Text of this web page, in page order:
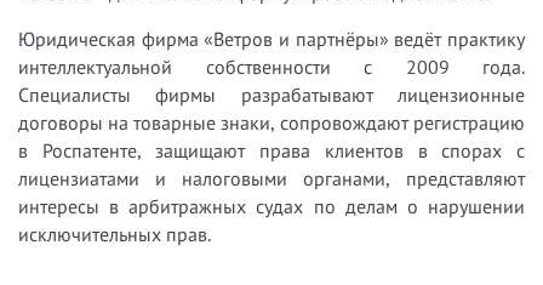
Юридическая фирма «Ветров и партнёры» ведёт практику
интеллектуальной собственности с 2009 года.
Специалисты фирмы разрабатывают лицензионные
договоры на товарные знаки, сопровождают регистрацию
в Роспатенте, защищают права клиентов в спорах с
лицензиатами и налоговыми органами, представляют
интересы в арбитражных судах по делам о нарушении
исключительных прав.